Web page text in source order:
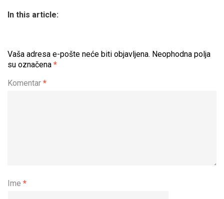
In this article:
Vaša adresa e-pošte neće biti objavljena. Neophodna polja
su označena *
Komentar *
Ime *